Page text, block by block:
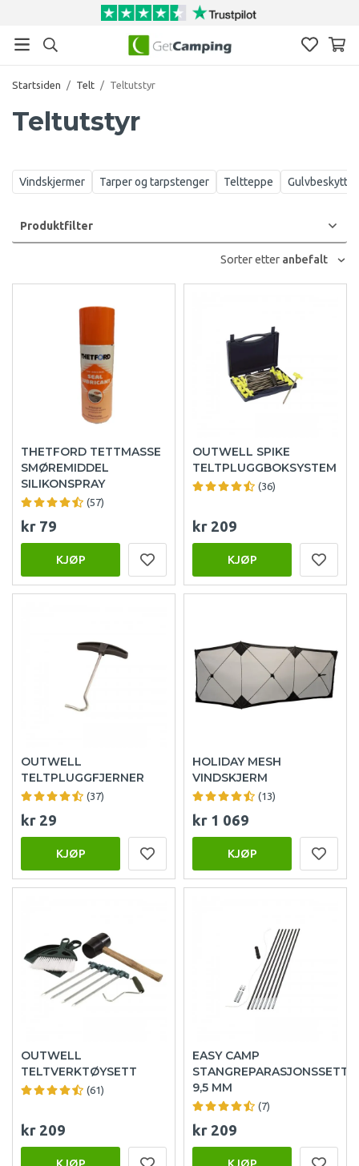
Startsiden / Telt / Teltutstyr
Teltutstyr
Vindskjermer Tarper og tarpstenger Teltteppe
Produktfilter
Sorter etter anbefalt
THETFORD TETTMASSE
SMØREMIDDEL
SILIKONSPRAY
(57)
kr 79
KJØP
OUTWELL SPIKE
TELTPLUGGBOKSYSTEM
(36)
kr 209
KJØP
OUTWELL
TELTPLUGGFJERNER
(37)
kr 29
KJØP
HOLIDAY MESH
VINDSKJERM
(13)
kr 1 069
KJØP
OUTWELL
TELTVERKTØYSETT
(61)
kr 209
EASY CAMP
STANGREPARASJONSSETT
9,5 MM
(7)
kr 209